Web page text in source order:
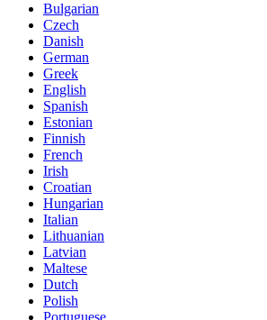
Bulgarian
Czech
Danish
German
Greek
English
Spanish
Estonian
Finnish
French
Irish
Croatian
Hungarian
Italian
Lithuanian
Latvian
Maltese
Dutch
Polish